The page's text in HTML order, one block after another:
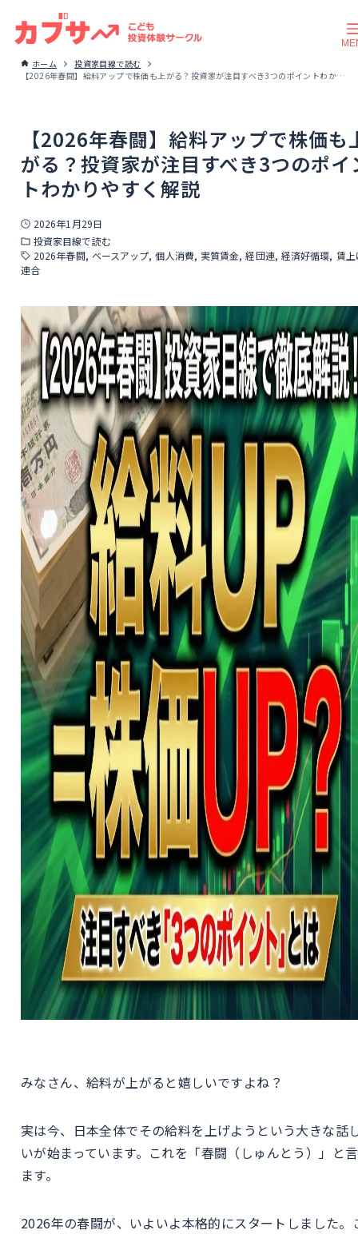
ホーム
投資家目線で読む
【2026年春闘】給料アップで株価も上がる？投資家が注目すべき3つのポイントわかりやすく解説
【2026年春闘】給料アップで株価も
がる？投資家が注目すべき3つのポイ
トわかりやすく解説
2026年1月29日
投資家目線で読む
2026年春闘 ベースアップ 個人消費 実質賃金 経団連 経済好循環 賃上
連合
みなさん、給料が上がると嬉しいですよね？
実は今、日本全体でその給料を上げようという大きな話
いが始まっています。これを「春闘（しゅんとう）」と
ます。
2026年の春闘が、いよいよ本格的にスタートしました。